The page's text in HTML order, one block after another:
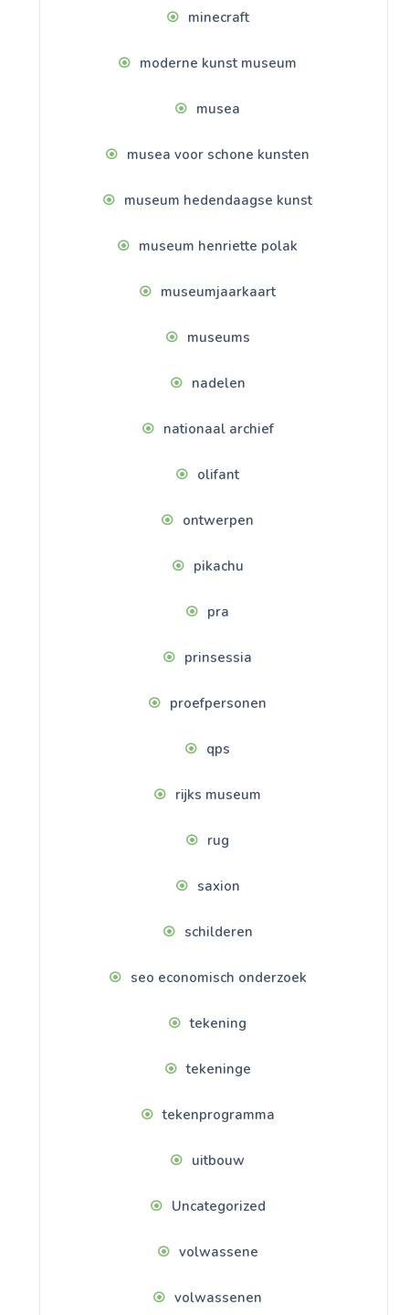
minecraft
moderne kunst museum
musea
musea voor schone kunsten
museum hedendaagse kunst
museum henriette polak
museumjaarkaart
museums
nadelen
nationaal archief
olifant
ontwerpen
pikachu
pra
prinsessia
proefpersonen
qps
rijks museum
rug
saxion
schilderen
seo economisch onderzoek
tekening
tekeninge
tekenprogramma
uitbouw
Uncategorized
volwassene
volwassenen